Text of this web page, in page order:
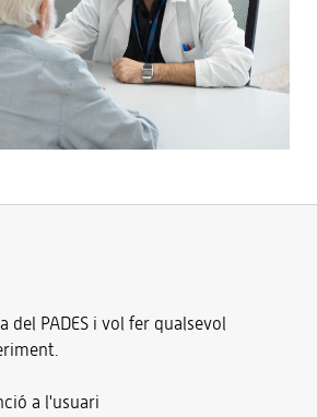
del PADES i vol fer qualsevol
a l'usuari